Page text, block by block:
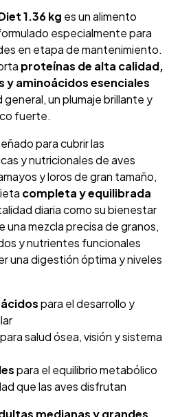
1.36 kg es un alimento
especialmente para
en etapa de mantenimiento.
proteínas de alta calidad,
y aminoácidos esenciales
un plumaje brillante y
fuerte.
para cubrir las
y nutricionales de aves
y loros de gran tamaño,
completa y equilibrada
diaria como su bienestar
una mezcla precisa de granos,
y nutrientes funcionales
una digestión óptima y niveles
para el desarrollo y
para salud ósea, visión y sistema
para el equilibrio metabólico
que las aves disfrutan
medianas y grandes,